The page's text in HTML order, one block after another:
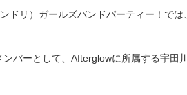
ドリ）ガールズバンドパーティー！で
バーとして、Afterglowに所属する宇田